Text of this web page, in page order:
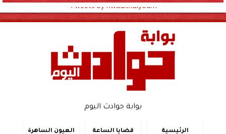
Tweets by hwadithalyoum
بوابة حوادث اليوم
الرئيسية قضايا الساعة العيون الساهرة